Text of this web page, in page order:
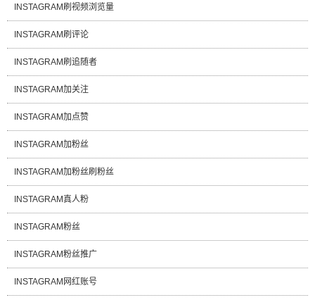
INSTAGRAM刷视频浏览量
INSTAGRAM刷评论
INSTAGRAM刷追随者
INSTAGRAM加关注
INSTAGRAM加点赞
INSTAGRAM加粉丝
INSTAGRAM加粉丝刷粉丝
INSTAGRAM真人粉
INSTAGRAM粉丝
INSTAGRAM粉丝推广
INSTAGRAM网红账号